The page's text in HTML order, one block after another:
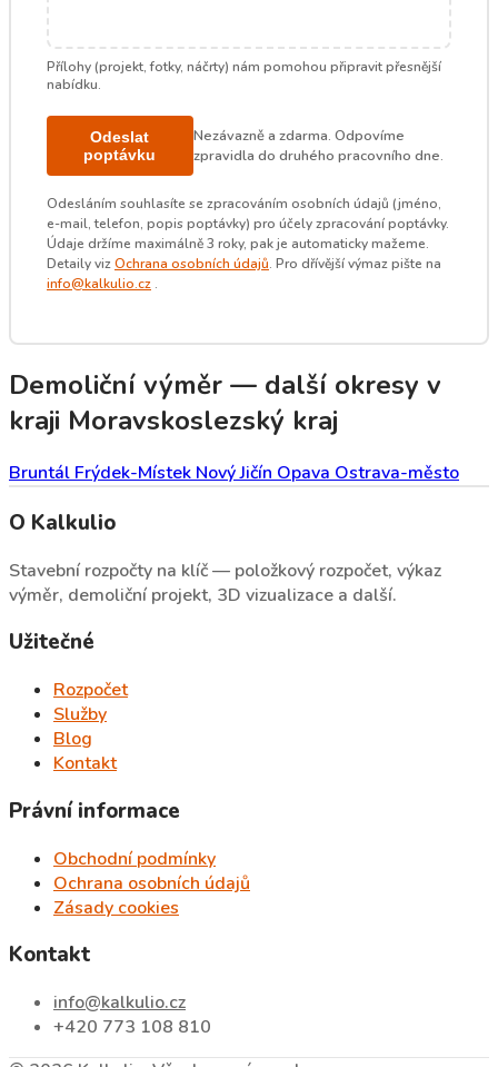
Přílohy (projekt, fotky, náčrty) nám pomohou připravit přesnější
nabídku.
Odeslat
poptávku
Nezávazně a zdarma. Odpovíme
zpravidla do druhého pracovního dne.
Odesláním souhlasíte se zpracováním osobních údajů (jméno,
e-mail, telefon, popis poptávky) pro účely zpracování poptávky.
Údaje držíme maximálně 3 roky, pak je automaticky mažeme.
Detaily vizOchrana osobních údajů. Pro dřívější výmaz pište na
info@kalkulio.cz .
Demoliční výměr — další okresy v
kraji Moravskoslezský kraj
Bruntál Frýdek-Místek Nový Jičín Opava Ostrava-město
O Kalkulio
Stavební rozpočty na klíč — položkový rozpočet, výkaz
výměr, demoliční projekt, 3D vizualizace a další.
Užitečné
Rozpočet
Služby
Blog
Kontakt
Právní informace
Obchodní podmínky
Ochrana osobních údajů
Zásady cookies
Kontakt
info@kalkulio.cz
+420 773 108 810